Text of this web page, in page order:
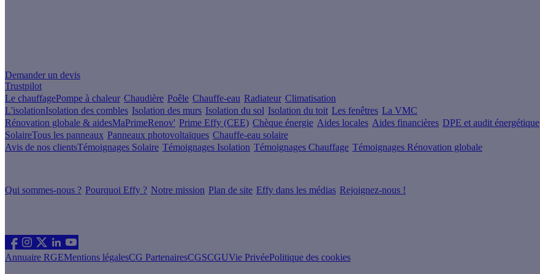
Demander un devis
Trustpilot
Le chauffagePompe à chaleur Chaudière Poêle Chauffe-eau Radiateur Climatisation
L'isolationIsolation des combles Isolation des murs Isolation du sol Isolation du toit Les fenêtres La VMC
Rénovation globale & aidesMaPrimeRenov' Prime Effy (CEE) Chèque énergie Aides locales Aides financières DPE et audit énergétique
SolaireTous les panneaux Panneaux photovoltaïques Chauffe-eau solaire
Avis de nos clientsTémoignages Solaire Témoignages Isolation Témoignages Chauffage Témoignages Rénovation globale
Qui sommes-nous ? Pourquoi Effy ? Notre mission Plan de site Effy dans les médias Rejoignez-nous !
Annuaire RGEMentions légalesCG PartenairesCGSCGUVie PrivéePolitique des cookies